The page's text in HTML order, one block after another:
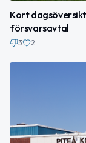
Kort
försvarsavtal
3 2